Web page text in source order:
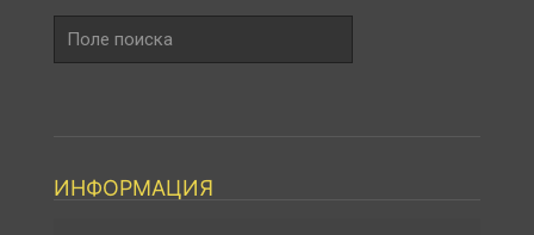
поиска
ИНФОРМАЦИЯ